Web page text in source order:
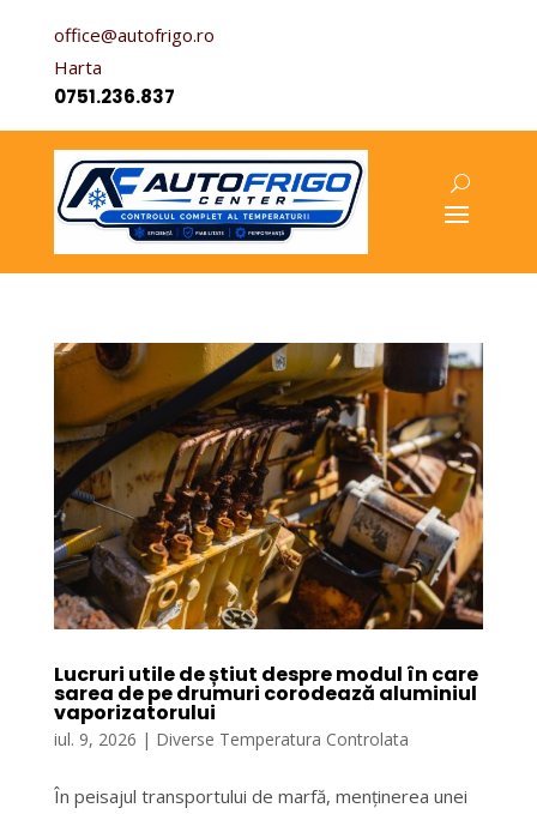
office@autofrigo.ro
Harta
0751.236.837
Lucruri utile de știut despre modul în care
sarea de pe drumuri corodează aluminiul
vaporizatorului
iul. 9, 2026 | Diverse Temperatura Controlata
În peisajul transportului de marfă, menținerea unei